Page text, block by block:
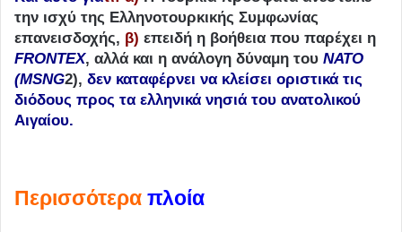
την ισχύ της Ελληνοτουρκικής Συμφωνίας
επανεισδοχής, β) επειδή η βοήθεια που παρέχει η
FRONTEX, αλλά και η ανάλογη δύναμη του ΝΑΤΟ
(MSNG2), δεν καταφέρνει να κλείσει οριστικά τις
διόδους προς τα ελληνικά νησιά του ανατολικού
Αιγαίου.
Περισσότερα πλοία